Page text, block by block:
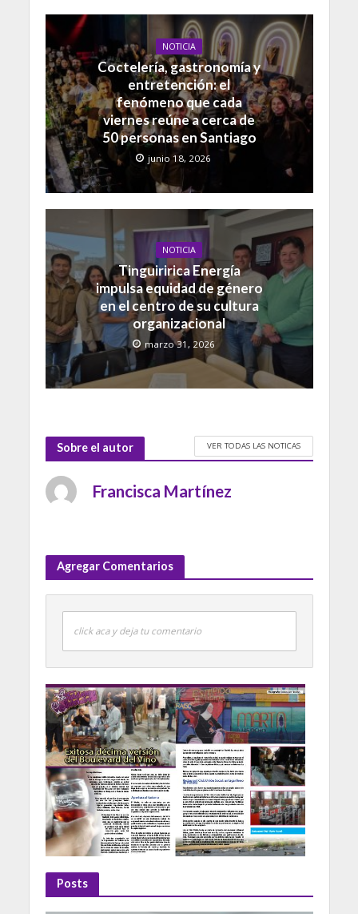
NOTICIA
Coctelería, gastronomía y
entretención: el
fenómeno que cada
viernes reúne a cerca de
50 personas en Santiago
junio 18, 2026
NOTICIA
Tinguiririca Energía
impulsa equidad de género
en el centro de su cultura
organizacional
marzo 31, 2026
Sobre el autor VER TODAS LAS NOTICAS
Francisca Martínez
Agregar Comentarios
click aca y deja tu comentario
Posts